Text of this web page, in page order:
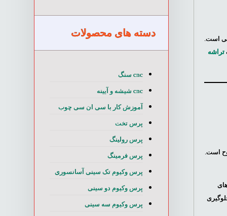
است.
تراشه
است.
دسته های محصولات
cnc سنگ
cnc شیشه و آیینه
آموزش کار با سی ان سی چوب
پرس تخت
پرس رولینگ
پرس فرمینگ
پرس وکیوم تک سینی آسانسوری
پرس وکیوم دو سینی
پرس وکیوم سه سینی